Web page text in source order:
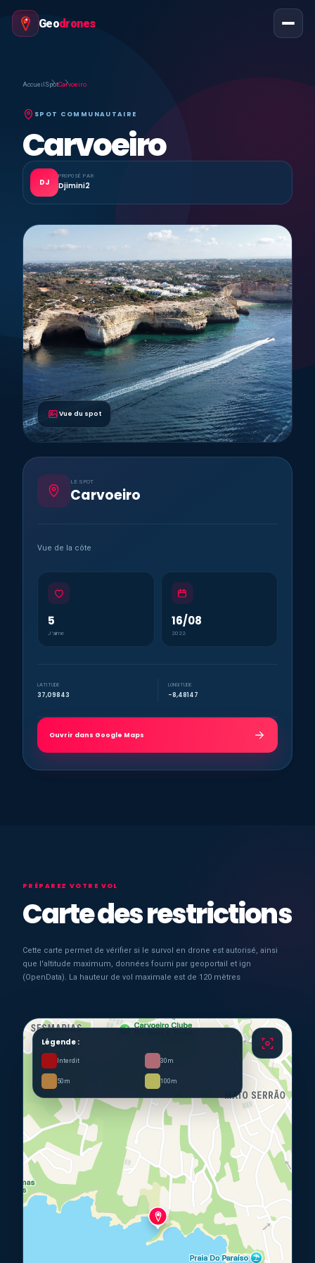
Geodrones
Accueil SpotCarvoeiro
SPOT COMMUNAUTAIRE
Carvoeiro
DJ
PROPOSÉ PAR
Djimini2
Vue du spot
LE SPOT
Carvoeiro
Vue de la côte
5
J’aime
16/08
2022
LATITUDE
37,09843
LONGITUDE
-8,48147
Ouvrir dans Google Maps
PRÉPAREZ VOTRE VOL
Carte des restrictions
Cette carte permet de vérifier si le survol en drone est autorisé, ainsi
que l'altitude maximum, données fourni par geoportail et ign
(OpenData). La hauteur de vol maximale est de 120 mètres
Légende :
Interdit 30m
50m 100m